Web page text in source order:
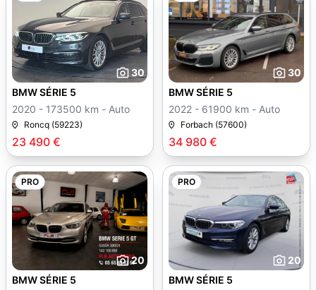
30
23 490 €
BMW SÉRIE 5
2020 - 173500 km - Auto
Roncq (59223)
30
34 980 €
BMW SÉRIE 5
2022 - 61900 km - Auto
Forbach (57600)
PRO
20
BMW SÉRIE 5
PRO
20
BMW SÉRIE 5